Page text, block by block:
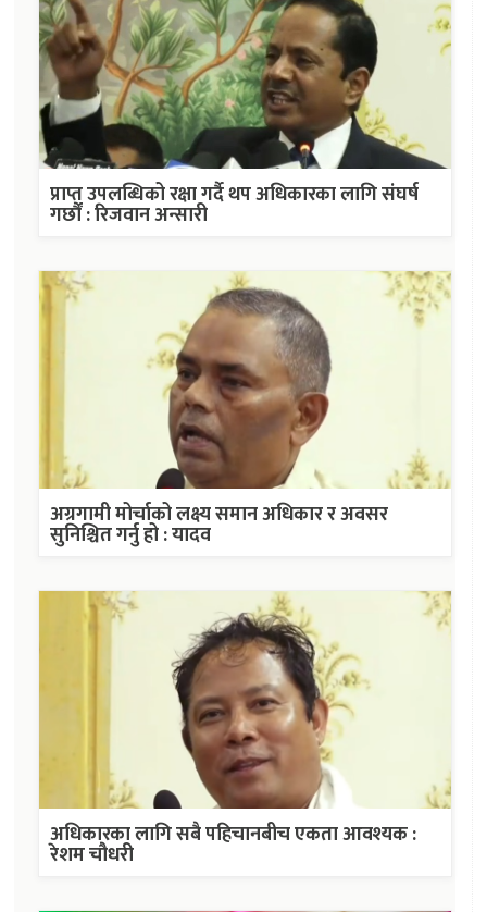
प्राप्त उपलब्धिको रक्षा गर्दै थप अधिकारका लागि संघर्ष
गर्छौं : रिजवान अन्सारी
अग्रगामी मोर्चाको लक्ष्य समान अधिकार र अवसर
सुनिश्चित गर्नु हो : यादव
अधिकारका लागि सबै पहिचानबीच एकता आवश्यक :
रेशम चौधरी